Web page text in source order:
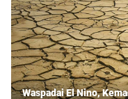
Waspadai El Nino,